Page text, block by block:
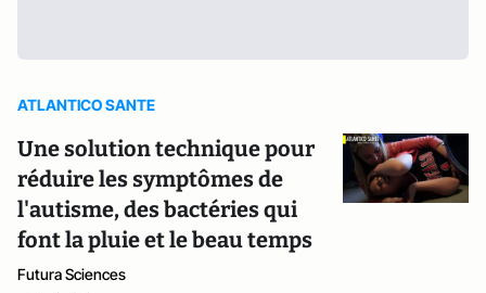
ATLANTICO SANTE
Une solution technique pour
réduire les symptômes de
l'autisme, des bactéries qui
font la pluie et le beau temps
Futura Sciences